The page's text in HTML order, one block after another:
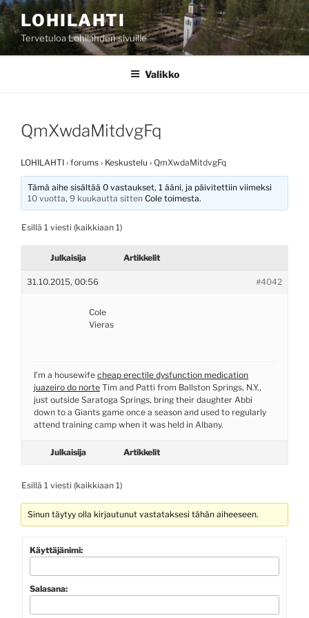
Siirry
sisältöönLOHILAHTI
Tervetuloa Lohilahden sivuille
Valikko
QmXwdaMitdvgFq
LOHILAHTI › forums › Keskustelu › QmXwdaMitdvgFq
Tämä aihe sisältää 0 vastaukset, 1 ääni, ja päivitettiin viimeksi
10 vuotta, 9 kuukautta sitten Cole toimesta.
Esillä 1 viesti (kaikkiaan 1)
Julkaisija Artikkelit
31.10.2015, 00:56 #4042
Cole
Vieras
I’m a housewife cheap erectile dysfunction medication
juazeiro do norte Tim and Patti from Ballston Springs, N.Y.,
just outside Saratoga Springs, bring their daughter Abbi
down to a Giants game once a season and used to regularly
attend training camp when it was held in Albany.
Julkaisija Artikkelit
Esillä 1 viesti (kaikkiaan 1)
Sinun täytyy olla kirjautunut vastataksesi tähän aiheeseen.
Käyttäjänimi:
Salasana: